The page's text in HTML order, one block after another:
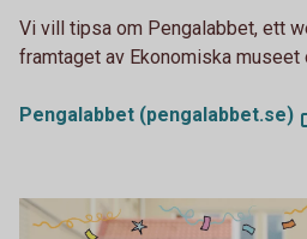
Vi vill tipsa om Pengalabbet, ett
framtaget av Ekonomiska museet
Pengalabbet (pengalabbet.se)